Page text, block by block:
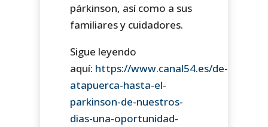
párkinson, así como a sus
familiares y cuidadores.
Sigue leyendo
aquí: https://www.canal54.es/de-
atapuerca-hasta-el-
parkinson-de-nuestros-
dias-una-oportunidad-